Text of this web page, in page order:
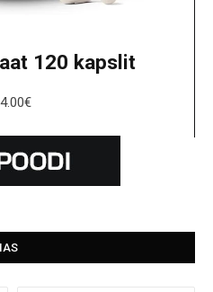
120 kapslit
€